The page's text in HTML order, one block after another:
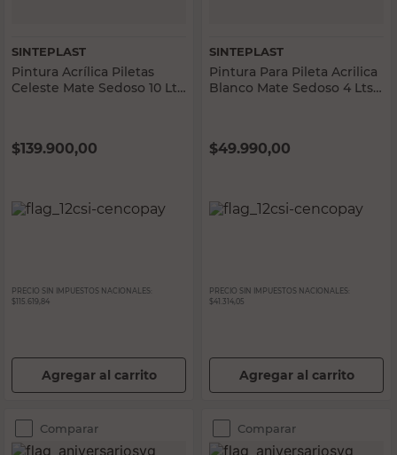
SINTEPLAST
Pintura Acrílica Piletas
Celeste Mate Sedoso 10 Lts
$139.900,00
PRECIO SIN IMPUESTOS NACIONALES:
$115.619,84
Agregar al carrito
SINTEPLAST
Pintura Para Pileta Acrilica
Blanco Mate Sedoso 4 Lts
$49.990,00
PRECIO SIN IMPUESTOS NACIONALES:
$41.314,05
Agregar al carrito
Comparar Comparar